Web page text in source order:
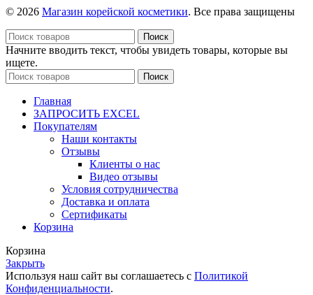
WHOOSPA
Essential
Moisturizer,220
мл
history
whoo]Масло-
гель
для
душа
SPA
The
history
of
WHOOSPA
© 2026 Магазин корейской косметики. Все права защищены
Поиск
Начните вводить текст, чтобы увидеть товары, которые вы
ищете.
Поиск
Главная
ЗАПРОСИТЬ EXCEL
Покупателям
Наши контакты
Отзывы
Клиенты о нас
Видео отзывы
Условия сотрудничества
Доставка и оплата
Сертификаты
Корзина
Корзина
Закрыть
Используя наш сайт вы соглашаетесь с Политикой
Конфиденциальности.